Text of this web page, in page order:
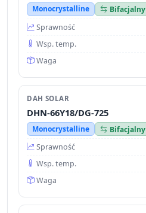
Monocrystalline
Bifacjalny
Sprawność
Wsp. temp.
Waga
DAH SOLAR
DHN-66Y18/DG-725
Monocrystalline
Bifacjalny
Sprawność
Wsp. temp.
Waga